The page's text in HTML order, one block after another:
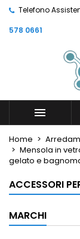
Telefono
578 0661

Home
Mensola in
gelato e
ACCESSORI
MARCHI